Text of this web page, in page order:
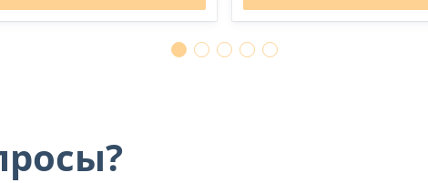
ЗАКАЗАТЬ ЗВОНОК
Нажимая кнопку "Отправить", я даю своё согласие на обработку моих персональных